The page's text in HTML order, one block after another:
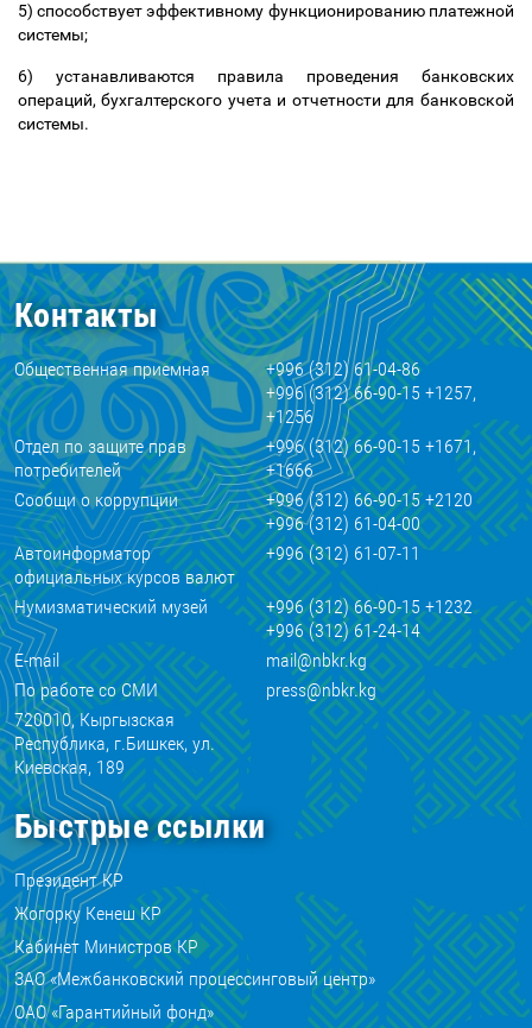
5) способствует эффективному функционированию платежной
системы;
6) устанавливаются правила проведения банковских
операций, бухгалтерского учета и отчетности для банковской
системы.
Контакты
Общественная приемная
+996 (312) 61-04-86
+996 (312) 66-90-15 +1257,
+1256
Отдел по защите прав
потребителей
+996 (312) 66-90-15 +1671,
+1666
Сообщи о коррупции
+996 (312) 66-90-15 +2120
+996 (312) 61-04-00
Автоинформатор
официальных курсов валют
+996 (312) 61-07-11
Нумизматический музей
+996 (312) 66-90-15 +1232
+996 (312) 61-24-14
E-mail
mail@nbkr.kg
По работе со СМИ
press@nbkr.kg
720010, Кыргызская
Республика, г.Бишкек, ул.
Киевская, 189
Быстрые ссылки
Президент КР
Жогорку Кенеш КР
Кабинет Министров КР
ЗАО «Межбанковский процессинговый центр»
ОАО «Гарантийный фонд»